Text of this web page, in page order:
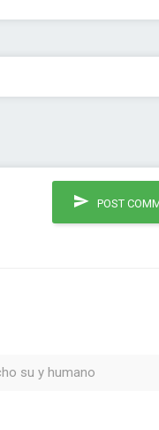
POST
su y humano